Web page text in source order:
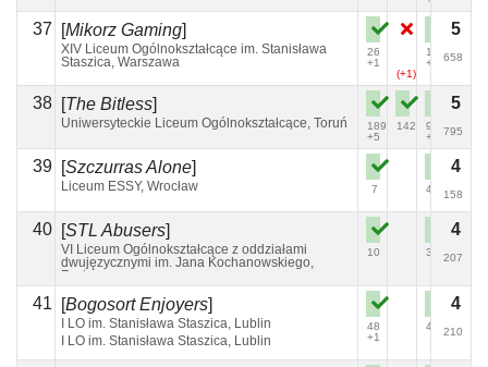
37 [Mikorz Gaming]
XIV Liceum Ogólnokształcące im. Stanisława
Staszica, Warszawa
26
+1
(+1)
104
+1
5
658
38 [The Bitless]
Uniwersyteckie Liceum Ogólnokształcące, Toruń
189
+5
142
91
+2
5
795
39 [Szczurras Alone]
Liceum ESSY, Wrocław 7 40
4
158
40 [STL Abusers]
VI Liceum Ogólnokształcące z oddziałami
dwujęzycznymi im. Jana Kochanowskiego,
Radom
10 39
4
207
41 [Bogosort Enjoyers]
I LO im. Stanisława Staszica, Lublin
I LO im. Stanisława Staszica, Lublin
48
+1
48
4
210